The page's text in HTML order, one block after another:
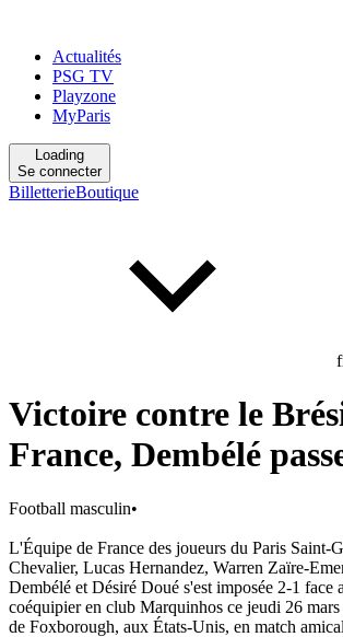
Actualités
PSG TV
Playzone
MyParis
Loading
Se connecter
BilletterieBoutique
Victoire contre le
France, Dembélé
Football masculin•
L'Équipe de France des joueurs du Paris Saint-
Chevalier, Lucas Hernandez, Warren Zaïre-
Dembélé et Désiré Doué s'est imposée 2-1 face
coéquipier en club Marquinhos ce jeudi 26
de Foxborough, aux États-Unis, en match